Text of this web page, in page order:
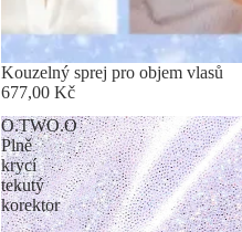
Kouzelný sprej pro objem vlasů
677,00 Kč
O.TWO.O
Plně
krycí
tekutý
korektor